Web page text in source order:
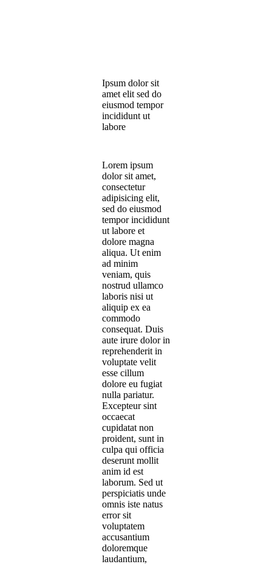
Ipsum dolor sit
amet elit sed do
eiusmod tempor
incididunt ut
labore
Lorem ipsum
dolor sit amet,
consectetur
adipisicing elit,
sed do eiusmod
tempor incididunt
ut labore et
dolore magna
aliqua. Ut enim
ad minim
veniam, quis
nostrud ullamco
laboris nisi ut
aliquip ex ea
commodo
consequat. Duis
aute irure dolor in
reprehenderit in
voluptate velit
esse cillum
dolore eu fugiat
nulla pariatur.
Excepteur sint
occaecat
cupidatat non
proident, sunt in
culpa qui officia
deserunt mollit
anim id est
laborum. Sed ut
perspiciatis unde
omnis iste natus
error sit
voluptatem
accusantium
doloremque
laudantium,